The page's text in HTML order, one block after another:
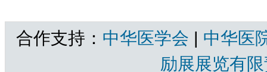
合作支持： 中华医学会 | 中华医
励展展览有